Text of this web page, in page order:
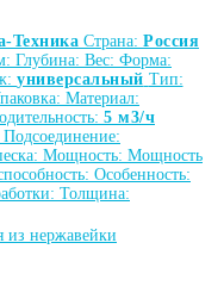
Техника Страна: Россия
Глубина: Вес: Форма:
универсальный Тип:
Материал:
5 м3/ч
Подсоединение:
Мощность: Мощность
Особенность:
Толщина:
из нержавейки